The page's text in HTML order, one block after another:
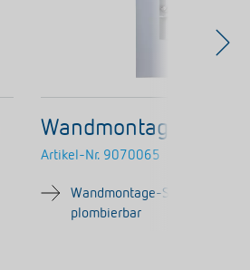
Wandmontage-Set
Artikel-Nr. 9070065
Wandmontage-Set für
plombierbar